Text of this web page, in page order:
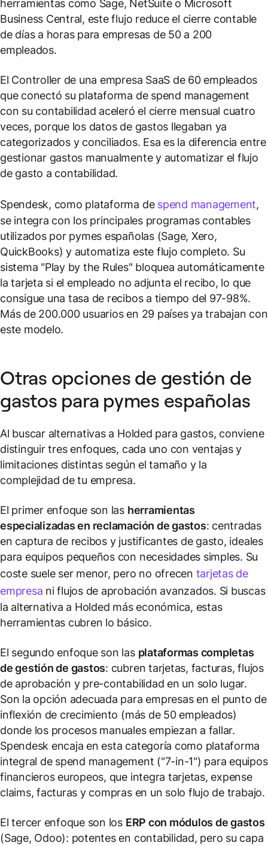
herramientas como Sage, NetSuite o Microsoft
Business Central, este flujo reduce el cierre contable
de días a horas para empresas de 50 a 200
empleados.
El Controller de una empresa SaaS de 60 empleados
que conectó su plataforma de spend management
con su contabilidad aceleró el cierre mensual cuatro
veces, porque los datos de gastos llegaban ya
categorizados y conciliados. Esa es la diferencia entre
gestionar gastos manualmente y automatizar el flujo
de gasto a contabilidad.
Spendesk, como plataforma de spend management,
se integra con los principales programas contables
utilizados por pymes españolas (Sage, Xero,
QuickBooks) y automatiza este flujo completo. Su
sistema "Play by the Rules" bloquea automáticamente
la tarjeta si el empleado no adjunta el recibo, lo que
consigue una tasa de recibos a tiempo del 97-98%.
Más de 200.000 usuarios en 29 países ya trabajan con
este modelo.
Otras opciones de gestión de
gastos para pymes españolas
Al buscar alternativas a Holded para gastos, conviene
distinguir tres enfoques, cada uno con ventajas y
limitaciones distintas según el tamaño y la
complejidad de tu empresa.
El primer enfoque son las herramientas
especializadas en reclamación de gastos: centradas
en captura de recibos y justificantes de gasto, ideales
para equipos pequeños con necesidades simples. Su
coste suele ser menor, pero no ofrecen tarjetas de
empresa ni flujos de aprobación avanzados. Si buscas
la alternativa a Holded más económica, estas
herramientas cubren lo básico.
El segundo enfoque son las plataformas completas
de gestión de gastos: cubren tarjetas, facturas, flujos
de aprobación y pre-contabilidad en un solo lugar.
Son la opción adecuada para empresas en el punto de
inflexión de crecimiento (más de 50 empleados)
donde los procesos manuales empiezan a fallar.
Spendesk encaja en esta categoría como plataforma
integral de spend management ("7-in-1") para equipos
financieros europeos, que integra tarjetas, expense
claims, facturas y compras en un solo flujo de trabajo.
El tercer enfoque son los ERP con módulos de gastos
(Sage, Odoo): potentes en contabilidad, pero su capa